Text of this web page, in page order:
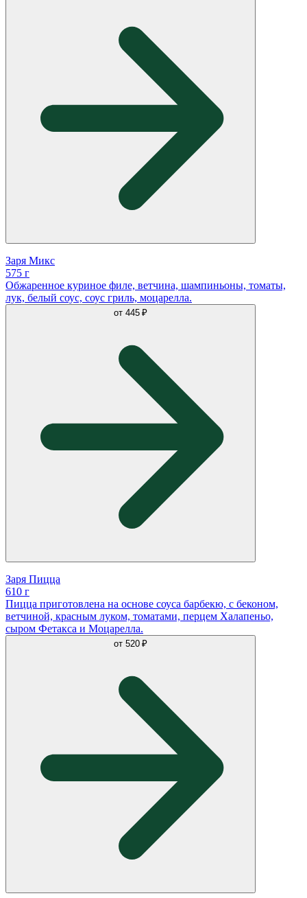
Заря Микс
575 г
Обжаренное куриное филе, ветчина, шампиньоны, томаты,
лук, белый соус, соус гриль, моцарелла.
от 445 ₽
Заря Пицца
610 г
Пицца приготовлена на основе соуса барбекю, с беконом,
ветчиной, красным луком, томатами, перцем Халапеньо,
сыром Фетакса и Моцарелла.
от 520 ₽